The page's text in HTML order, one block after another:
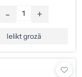
- +
Ielikt grozā